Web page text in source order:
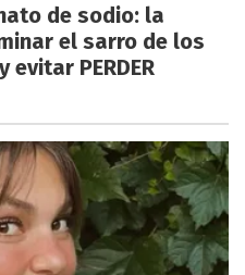
de sodio: la
el sarro de los
PERDER